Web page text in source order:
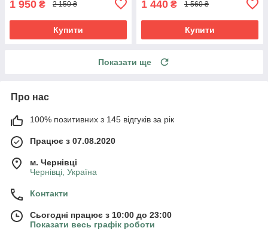
1 950 ₴ 2 150 ₴
Купити
1 440 ₴ 1 560 ₴
Купити
Показати ще
Про нас
100% позитивних з 145 відгуків за рік
Працює з 07.08.2020
м. Чернівці
Чернівці, Україна
Контакти
Сьогодні працює з 10:00 до 23:00
Показати весь графік роботи